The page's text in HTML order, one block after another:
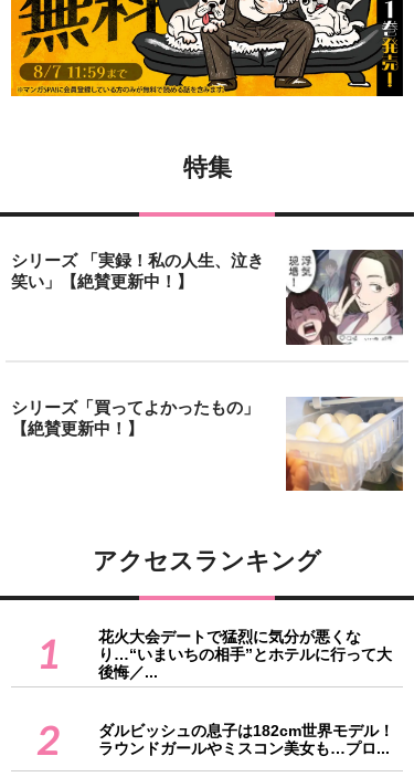
特集
シリーズ 「実録！私の人生、泣き
笑い」【絶賛更新中！】
シリーズ「買ってよかったもの」
【絶賛更新中！】
アクセスランキング
1
花火大会デートで猛烈に気分が悪くな
り…“いまいちの相手”とホテルに行って大
後悔／...
2
ダルビッシュの息子は182cm世界モデル！
ラウンドガールやミスコン美女も…プロ...